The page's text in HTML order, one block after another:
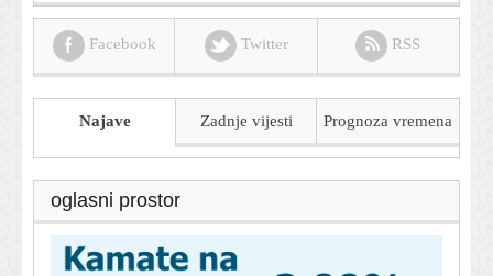
Facebook Twitter RSS
Najave Zadnje vijesti Prognoza vremena
oglasni prostor